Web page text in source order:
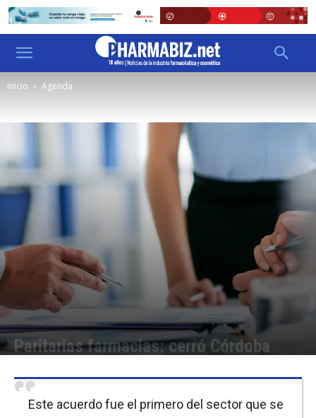
Inicio Agenda
Paritarias farmacias: cerró Córdoba
Este acuerdo fue el primero del sector que se